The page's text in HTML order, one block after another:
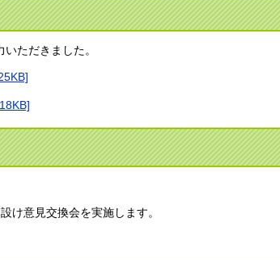
ただきました。
け意見交換会を実施します。